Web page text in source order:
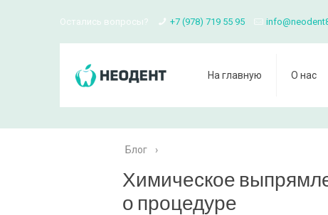
Остались вопросы? +7 (978) 719 55 95
На главную О нас
Блог ›
Химическое
о процедуре